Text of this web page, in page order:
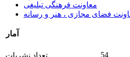
معاونت فرهنگی تبلیغی
فضای مجازی ، هنر و رسانه
آمار
تعداد نشریات
54